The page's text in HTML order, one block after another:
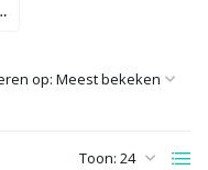
Toon:
op: